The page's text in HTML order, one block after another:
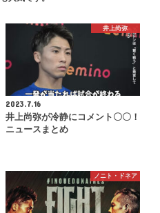
井上尚弥
2023.7.16
井上尚弥が冷静にコメント〇〇！
ニュースまとめ
ノニト・ドネア